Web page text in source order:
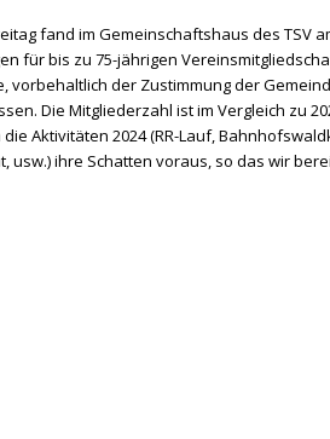
fand im Gemeinschaftshaus des TSV
für bis zu 75-jährigen
vorbehaltlich der Zustimmung der
Die Mitgliederzahl ist im Vergleich zu
Aktivitäten 2024 (RR-Lauf,
usw.) ihre Schatten voraus, so das wir